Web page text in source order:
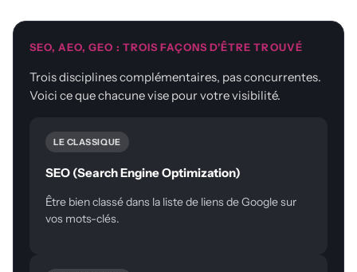
SEO, AEO, GEO : TROIS FAÇONS D'ÊTRE TROUVÉ
Trois disciplines complémentaires, pas concurrentes.
Voici ce que chacune vise pour votre visibilité.
LE CLASSIQUE
SEO (Search Engine Optimization)
Être bien classé dans la liste de liens de Google sur
vos mots-clés.